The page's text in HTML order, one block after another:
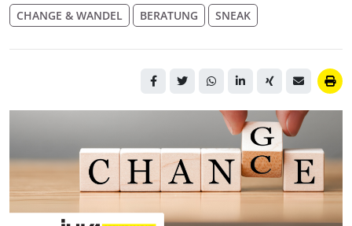
CHANGE & WANDEL BERATUNG SNEAK
Eine Hand bewegt einen
Holzbaustein von G auf C,
mehrere Würfel liegen
nebeneinander auf Tisch
und bilden das Wort
Chance/Change.